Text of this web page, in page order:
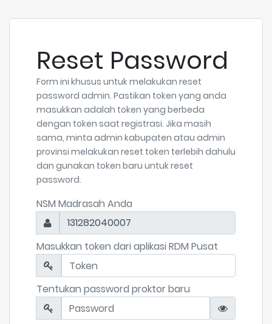
Reset Password
Form ini khusus untuk melakukan reset
password admin. Pastikan token yang anda
masukkan adalah token yang berbeda
dengan token saat registrasi. Jika masih
sama, minta admin kabupaten atau admin
provinsi melakukan reset token terlebih dahulu
dan gunakan token baru untuk reset
password.
NSM Madrasah Anda
131282040007
Masukkan token dari aplikasi RDM Pusat
Tentukan password proktor baru